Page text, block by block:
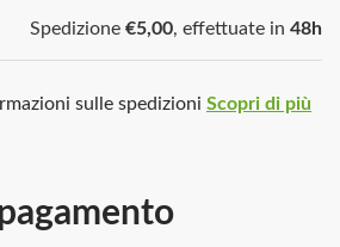
Spedizione €5,00, effettuate in 48h
sulle spedizioni Scopri di più